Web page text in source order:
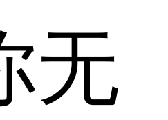
无